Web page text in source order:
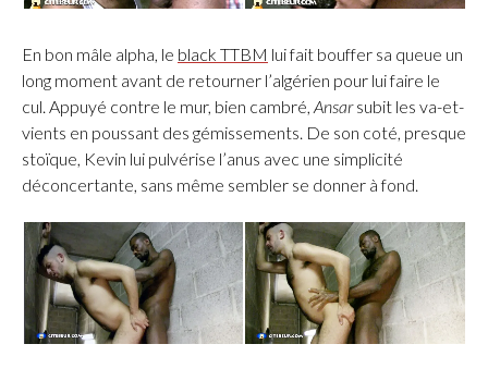
En bon mâle alpha, le black TTBM lui fait bouffer sa queue un
long moment avant de retourner l’algérien pour lui faire le
cul. Appuyé contre le mur, bien cambré, Ansarsubit les va-et-
vients en poussant des gémissements. De son coté, presque
stoïque, Kevin lui pulvérise l’anus avec une simplicité
déconcertante, sans même sembler se donner à fond.